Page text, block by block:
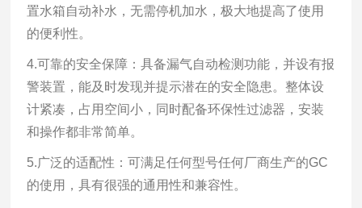
置水箱自动补水，无需停机加水，极大地提高了使用
的便利性。
4.可靠的安全保障：具备漏气自动检测功能，并设有报
警装置，能及时发现并提示潜在的安全隐患。整体设
计紧凑，占用空间小，同时配备环保性过滤器，安装
和操作都非常简单。
5.广泛的适配性：可满足任何型号任何厂商生产的GC
的使用，具有很强的通用性和兼容性。